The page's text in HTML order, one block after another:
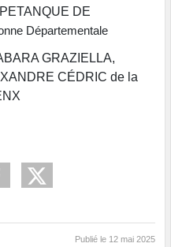
DE
Départementale
GRAZIELLA,
CÉDRIC de la
Publié le 12 mai 2025